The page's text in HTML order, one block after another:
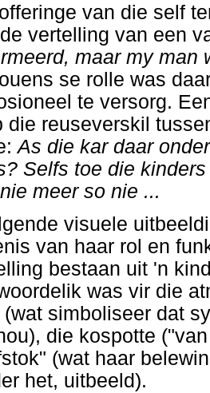
van die self
vertelling van een
maar my man
se rolle was
te versorg.
die reuseverskil
As die kar daar
Selfs toe die
meer so nie ...
visuele
van haar rol en
bestaan uit 'n
was vir die
simboliseer dat
die kospotte
(wat haar
het, uitbeeld).